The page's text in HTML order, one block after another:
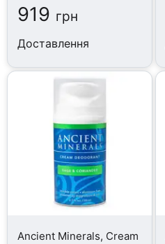
919 грн
Доставлення
Ancient Minerals, Cream